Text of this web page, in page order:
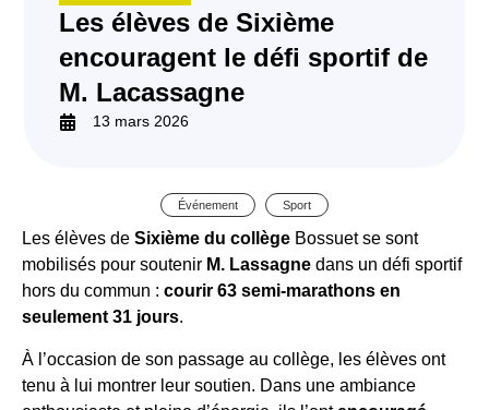
Les élèves de Sixième
encouragent le défi sportif de
M. Lacassagne
13 mars 2026
Événement Sport
Les élèves de Sixième du collège Bossuet se sont
mobilisés pour soutenir M. Lassagne dans un défi sportif
hors du commun : courir 63 semi-marathons en
seulement 31 jours.
À l’occasion de son passage au collège, les élèves ont
tenu à lui montrer leur soutien. Dans une ambiance